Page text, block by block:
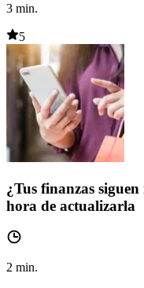
3 min.
5
¿Tus finanzas
hora de actualizarla
2 min.